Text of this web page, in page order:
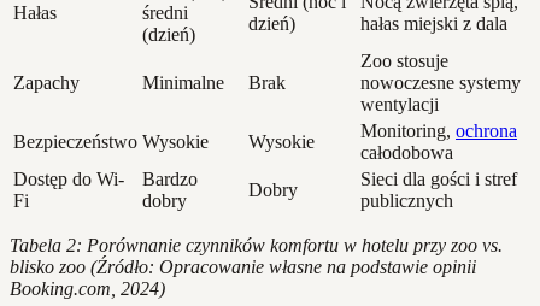
Hałas
średni
(dzień)
dzień)
hałas miejski z dala
Zapachy Minimalne Brak
Zoo stosuje
nowoczesne systemy
wentylacji
Bezpieczeństwo Wysokie Wysokie
Monitoring, ochrona
całodobowa
Dostęp do Wi-
Fi
Bardzo
dobry
Dobry
Sieci dla gości i stref
publicznych
Tabela 2: Porównanie czynników komfortu w hotelu przy zoo vs.
blisko zoo (Źródło: Opracowanie własne na podstawie opinii
Booking.com, 2024)